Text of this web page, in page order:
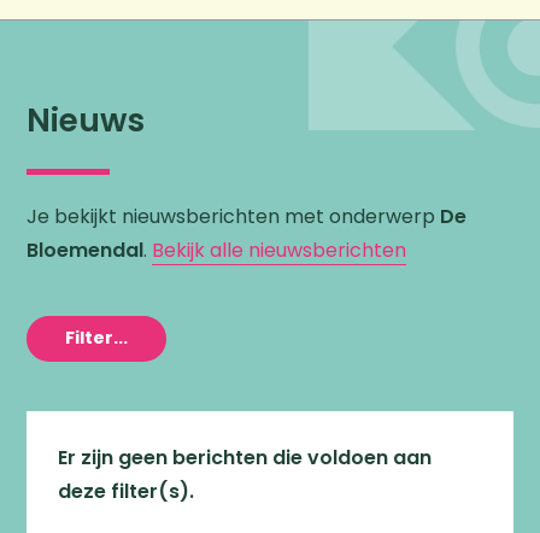
Nieuws
Je bekijkt nieuwsberichten met onderwerp De
Bloemendal. Bekijk alle nieuwsberichten
Filter...
Er zijn geen berichten die voldoen aan
deze filter(s).